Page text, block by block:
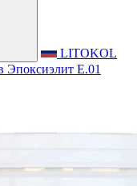
LITOKOL
Эпоксиэлит E.01